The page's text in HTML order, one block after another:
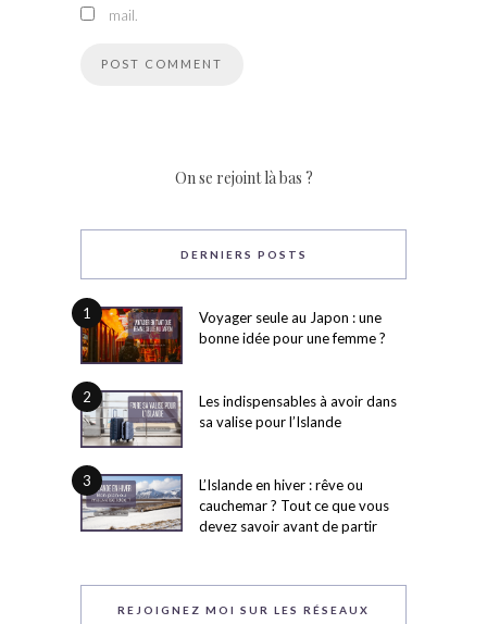
mail.
On se rejoint là bas ?
DERNIERS POSTS
1
Voyager seule au Japon : une
bonne idée pour une femme ?
2
Les indispensables à avoir dans
sa valise pour l’Islande
3
L’Islande en hiver : rêve ou
cauchemar ? Tout ce que vous
devez savoir avant de partir
REJOIGNEZ MOI SUR LES RÉSEAUX